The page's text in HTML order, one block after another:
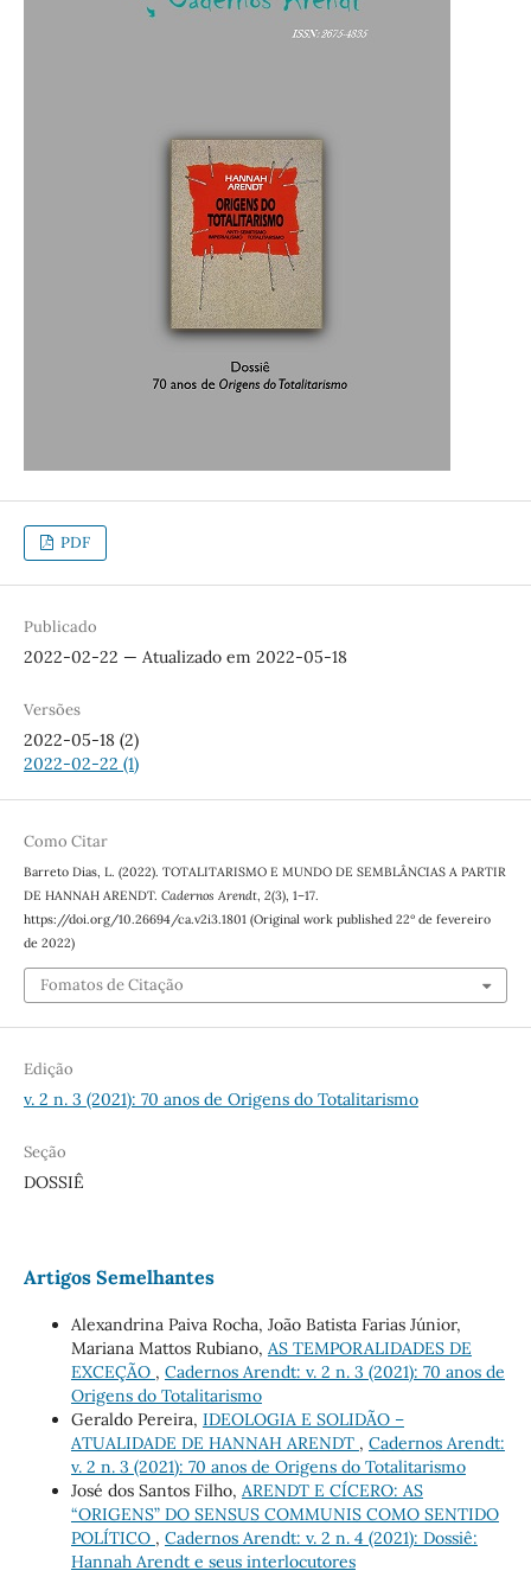
PDF
Publicado
2022-02-22 — Atualizado em 2022-05-18
Versões
2022-05-18 (2)
2022-02-22 (1)
Como Citar
Barreto Dias, L. (2022). TOTALITARISMO E MUNDO DE SEMBLÂNCIAS A PARTIR
DE HANNAH ARENDT. Cadernos Arendt, 2(3), 1–17.
https://doi.org/10.26694/ca.v2i3.1801 (Original work published 22º de fevereiro
de 2022)
Fomatos de Citação
Edição
v. 2 n. 3 (2021): 70 anos de Origens do Totalitarismo
Seção
DOSSIÊ
Artigos Semelhantes
Alexandrina Paiva Rocha, João Batista Farias Júnior,
Mariana Mattos Rubiano, AS TEMPORALIDADES DE
EXCEÇÃO , Cadernos Arendt: v. 2 n. 3 (2021): 70 anos de
Origens do Totalitarismo
Geraldo Pereira, IDEOLOGIA E SOLIDÃO –
ATUALIDADE DE HANNAH ARENDT , Cadernos Arendt:
v. 2 n. 3 (2021): 70 anos de Origens do Totalitarismo
José dos Santos Filho, ARENDT E CÍCERO: AS
“ORIGENS” DO SENSUS COMMUNIS COMO SENTIDO
POLÍTICO , Cadernos Arendt: v. 2 n. 4 (2021): Dossiê:
Hannah Arendt e seus interlocutores